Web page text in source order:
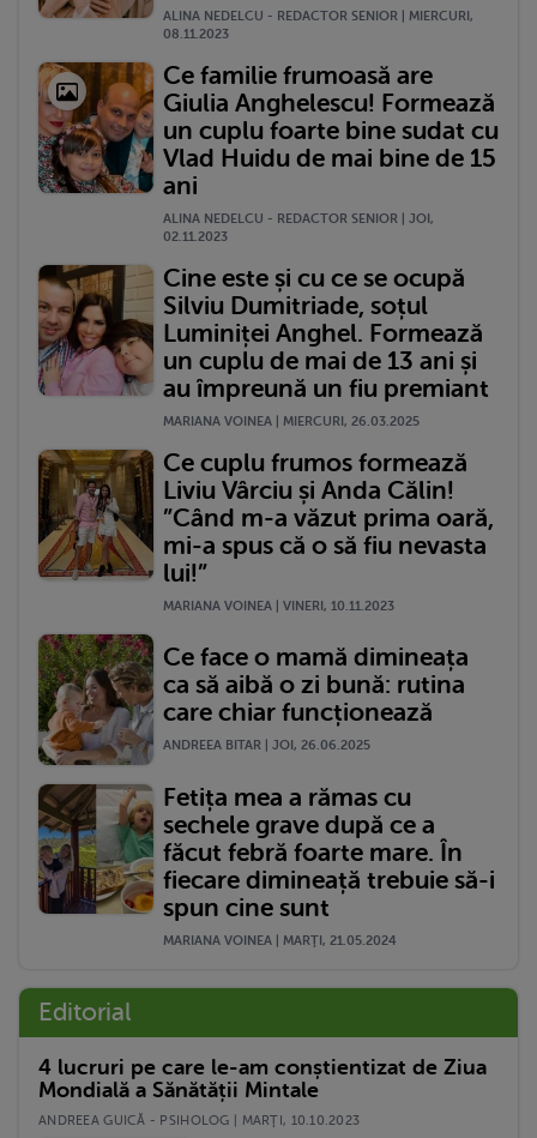
ALINA NEDELCU - REDACTOR SENIOR | MIERCURI,
08.11.2023
Ce familie frumoasă are
Giulia Anghelescu! Formează
un cuplu foarte bine sudat cu
Vlad Huidu de mai bine de 15
ani
ALINA NEDELCU - REDACTOR SENIOR | JOI,
02.11.2023
Cine este și cu ce se ocupă
Silviu Dumitriade, soțul
Luminiței Anghel. Formează
un cuplu de mai de 13 ani și
au împreună un fiu premiant
MARIANA VOINEA | MIERCURI, 26.03.2025
Ce cuplu frumos formează
Liviu Vârciu și Anda Călin!
”Când m-a văzut prima oară,
mi-a spus că o să fiu nevasta
lui!”
MARIANA VOINEA | VINERI, 10.11.2023
Ce face o mamă dimineața
ca să aibă o zi bună: rutina
care chiar funcționează
ANDREEA BITAR | JOI, 26.06.2025
Fetița mea a rămas cu
sechele grave după ce a
făcut febră foarte mare. În
fiecare dimineață trebuie să-i
spun cine sunt
MARIANA VOINEA | MARŢI, 21.05.2024
Editorial
4 lucruri pe care le-am conștientizat de Ziua
Mondială a Sănătății Mintale
ANDREEA GUICĂ - PSIHOLOG | MARŢI, 10.10.2023